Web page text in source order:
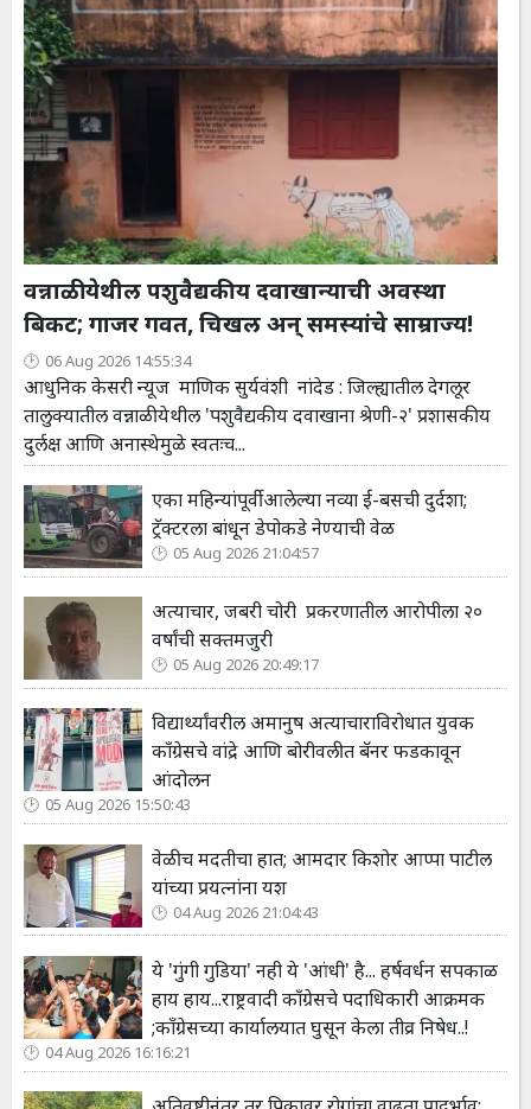
वन्नाळी येथील पशुवैद्यकीय दवाखान्याची अवस्था
बिकट; गाजर गवत, चिखल अन् समस्यांचे साम्राज्य!
06 Aug 2026 14:55:34
आधुनिक केसरी न्यूज माणिक सुर्यवंशी नांदेड : जिल्ह्यातील देगलूर
तालुक्यातील वन्नाळी येथील 'पशुवैद्यकीय दवाखाना श्रेणी-२' प्रशासकीय
दुर्लक्ष आणि अनास्थेमुळे स्वतःच...
एका महिन्यांपूर्वी आलेल्या नव्या ई-बसची दुर्दशा;
ट्रॅक्टरला बांधून डेपोकडे नेण्याची वेळ
05 Aug 2026 21:04:57
अत्याचार, जबरी चोरी प्रकरणातील आरोपीला २०
वर्षांची सक्तमजुरी
05 Aug 2026 20:49:17
विद्यार्थ्यांवरील अमानुष अत्याचाराविरोधात युवक
काँग्रेसचे वांद्रे आणि बोरीवलीत बॅनर फडकावून
आंदोलन
05 Aug 2026 15:50:43
वेळीच मदतीचा हात; आमदार किशोर आप्पा पाटील
यांच्या प्रयत्नांना यश
04 Aug 2026 21:04:43
ये 'गुंगी गुडिया' नही ये 'आंधी' है... हर्षवर्धन सपकाळ
हाय हाय...राष्ट्रवादी काँग्रेसचे पदाधिकारी आक्रमक
;कॉंग्रेसच्या कार्यालयात घुसून केला तीव्र निषेध..!
04 Aug 2026 16:16:21